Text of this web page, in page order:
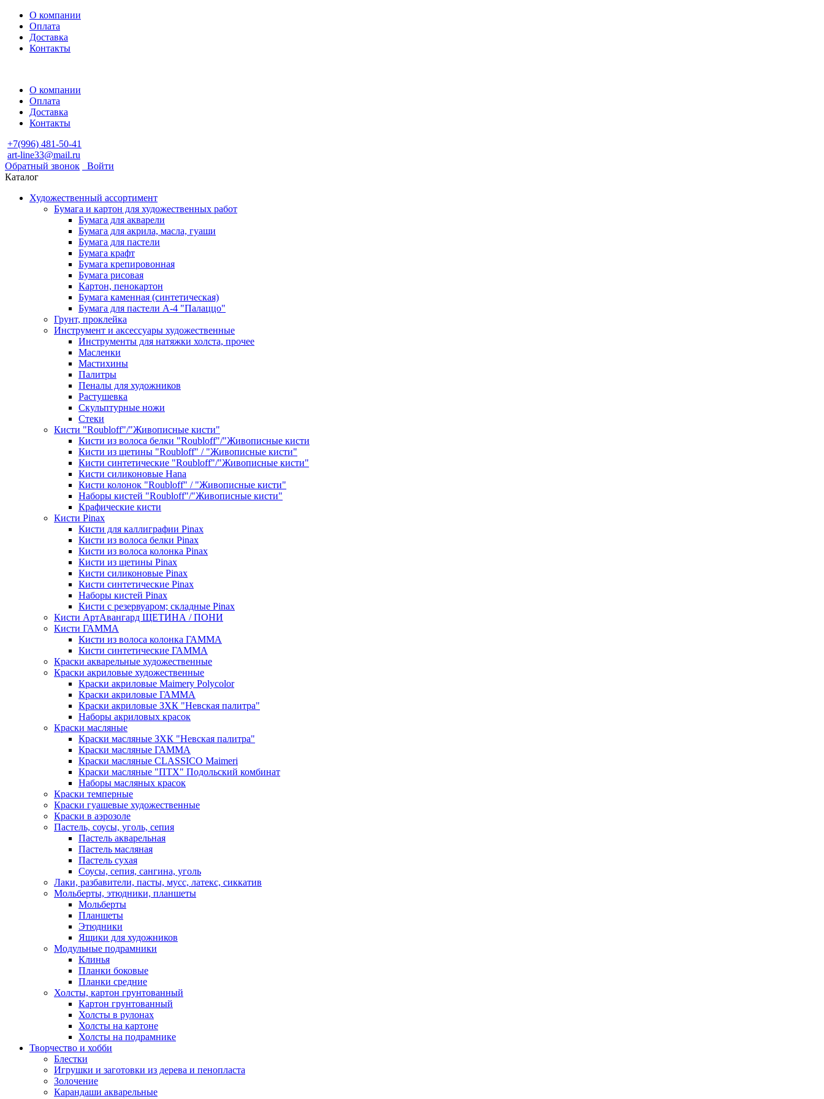
О компании
Оплата
Доставка
Контакты
О компании
Оплата
Доставка
Контакты
+7(996) 481-50-41
art-line33@mail.ru
Обратный звонок
Войти
Каталог
Художественный ассортимент
Бумага и картон для художественных работ
Бумага для акварели
Бумага для акрила, масла, гуаши
Бумага для пастели
Бумага крафт
Бумага крепировонная
Бумага рисовая
Картон, пенокартон
Бумага каменная (синтетическая)
Бумага для пастели А-4 "Палаццо"
Грунт, проклейка
Инструмент и аксессуары художественные
Инструменты для натяжки холста, прочее
Масленки
Мастихины
Палитры
Пеналы для художников
Растушевка
Скульптурные ножи
Стеки
Кисти "Roubloff"/"Живописные кисти"
Кисти из волоса белки "Roubloff"/"Живописные кисти
Кисти из щетины "Roubloff" / "Живописные кисти"
Кисти синтетические "Roubloff"/"Живописные кисти"
Кисти силиконовые Hana
Кисти колонок "Roubloff" / "Живописные кисти"
Наборы кистей "Roubloff"/"Живописные кисти"
Крафические кисти
Кисти Pinax
Кисти для каллиграфии Pinax
Кисти из волоса белки Pinax
Кисти из волоса колонка Pinax
Кисти из щетины Pinax
Кисти силиконовые Pinax
Кисти синтетические Pinax
Наборы кистей Pinax
Кисти с резервуаром; складные Pinax
Кисти АртАвангард ЩЕТИНА / ПОНИ
Кисти ГАММА
Кисти из волоса колонка ГАММА
Кисти синтетические ГАММА
Краски акварельные художественные
Краски акриловые художественные
Краски акриловые Maimery Polycolor
Краски акриловые ГАММА
Краски акриловые ЗХК "Невская палитра"
Наборы акриловых красок
Краски масляные
Краски масляные ЗХК "Невская палитра"
Краски масляные ГАММА
Краски масляные CLASSICO Maimeri
Краски масляные "ПТХ" Подольский комбинат
Наборы масляных красок
Краски темперные
Краски гуашевые художественные
Краски в аэрозоле
Пастель, соусы, уголь, сепия
Пастель акварельная
Пастель масляная
Пастель сухая
Соусы, сепия, сангина, уголь
Лаки, разбавители, пасты, мусс, латекс, сиккатив
Мольберты, этюдники, планшеты
Мольберты
Планшеты
Этюдники
Ящики для художников
Модульные подрамники
Клинья
Планки боковые
Планки средние
Холсты, картон грунтованный
Картон грунтованный
Холсты в рулонах
Холсты на картоне
Холсты на подрамнике
Творчество и хобби
Блестки
Игрушки и заготовки из дерева и пенопласта
Золочение
Карандаши акварельные